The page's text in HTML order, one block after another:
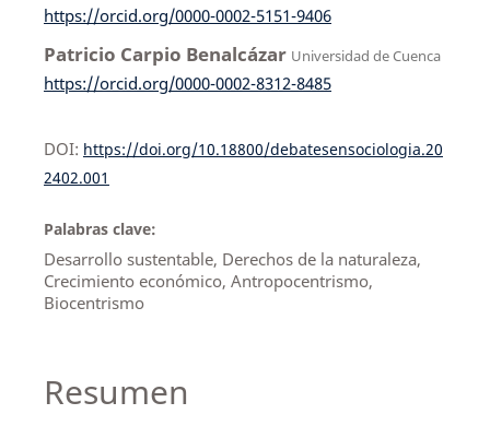
https://orcid.org/0000-0002-5151-9406
Patricio Carpio Benalcázar Universidad de Cuenca
https://orcid.org/0000-0002-8312-8485
DOI: https://doi.org/10.18800/debatesensociologia.20
2402.001
Palabras clave:
Desarrollo sustentable, Derechos de la naturaleza,
Crecimiento económico, Antropocentrismo,
Biocentrismo
Resumen